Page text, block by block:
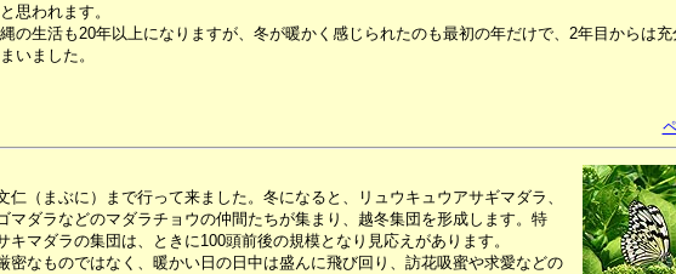
思われます。
の生活も20年以上になりますが、冬が暖かく感じられたのも最初の年だけで、2年目からは充
いました。
（まぶに）まで行って来ました。冬になると、リュウキュウアサギマダラ、
マダラなどのマダラチョウの仲間たちが集まり、越冬集団を形成します。特
マダラの集団は、ときに100頭前後の規模となり見応えがあります。
なものではなく、暖かい日の日中は盛んに飛び回り、訪花吸蜜や求愛などの